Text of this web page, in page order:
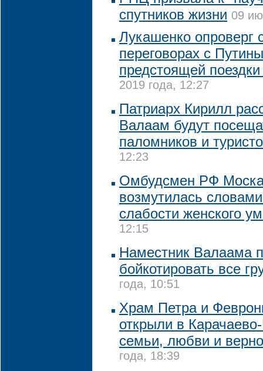
спутников жизни 09
Лукашенко опроверг
переговорах с
предстоящей
2019 года, 12:27
Патриарх Кирилл
Валаам будут
паломников и
12:23
Омбудсмен РФ
возмутилась
слабости женского
12:15
Наместник Валаама
бойкотировать все
года, 10:51
Храм Петра и
открыли в
семьи, любви и
года, 18:39